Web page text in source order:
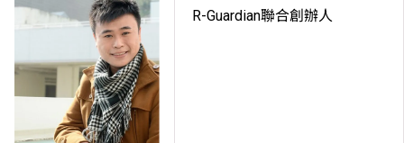
R-Guardian聯合創辦人